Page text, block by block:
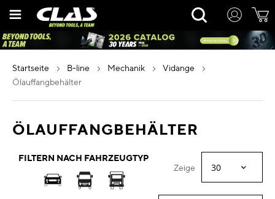
Inhalt
Rechercher
startseite b-line mechanik
vidange
ölauffangbehälter
ÖLAUFFANGBEHÄLTER
FILTERN NACH FAHRZEUGTYP
Zeige